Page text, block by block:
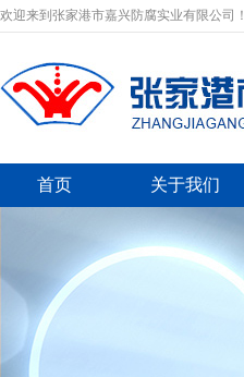
欢迎来到张家港市嘉兴防腐实业有限公司！
首页 关于我们